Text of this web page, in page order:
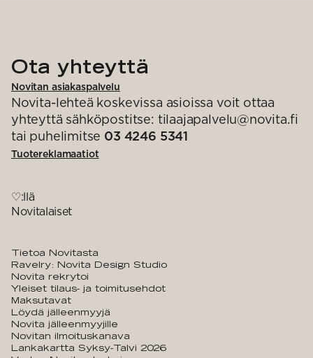
Ota yhteyttä
Novitan asiakaspalvelu
Novita-lehteä koskevissa asioissa voit ottaa
yhteyttä sähköpostitse: tilaajapalvelu@novita.fi
tai puhelimitse 03 4246 5341
Tuotereklamaatiot
♡:llä
Novitalaiset
Tietoa Novitasta
Ravelry: Novita Design Studio
Novita rekrytoi
Yleiset tilaus- ja toimitusehdot
Maksutavat
Löydä jälleenmyyjä
Novita jälleenmyyjille
Novitan ilmoituskanava
Lankakartta Syksy-Talvi 2026